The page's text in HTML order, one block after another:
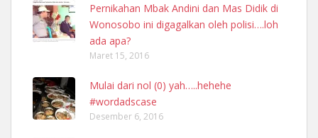
Pernikahan Mbak Andini dan Mas Didik di
Wonosobo ini digagalkan oleh polisi….loh
ada apa?
Maret 15, 2016
Mulai dari nol (0) yah…..hehehe
#wordadscase
Desember 6, 2016